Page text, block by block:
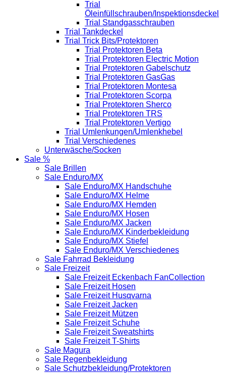
Trial
Öleinfüllschrauben/Inspektionsdeckel
Trial Standgasschrauben
Trial Tankdeckel
Trial Trick Bits/Protektoren
Trial Protektoren Beta
Trial Protektoren Electric Motion
Trial Protektoren Gabelschutz
Trial Protektoren GasGas
Trial Protektoren Montesa
Trial Protektoren Scorpa
Trial Protektoren Sherco
Trial Protektoren TRS
Trial Protektoren Vertigo
Trial Umlenkungen/Umlenkhebel
Trial Verschiedenes
Unterwäsche/Socken
Sale %
Sale Brillen
Sale Enduro/MX
Sale Enduro/MX Handschuhe
Sale Enduro/MX Helme
Sale Enduro/MX Hemden
Sale Enduro/MX Hosen
Sale Enduro/MX Jacken
Sale Enduro/MX Kinderbekleidung
Sale Enduro/MX Stiefel
Sale Enduro/MX Verschiedenes
Sale Fahrrad Bekleidung
Sale Freizeit
Sale Freizeit Eckenbach FanCollection
Sale Freizeit Hosen
Sale Freizeit Husqvarna
Sale Freizeit Jacken
Sale Freizeit Mützen
Sale Freizeit Schuhe
Sale Freizeit Sweatshirts
Sale Freizeit T-Shirts
Sale Magura
Sale Regenbekleidung
Sale Schutzbekleidung/Protektoren